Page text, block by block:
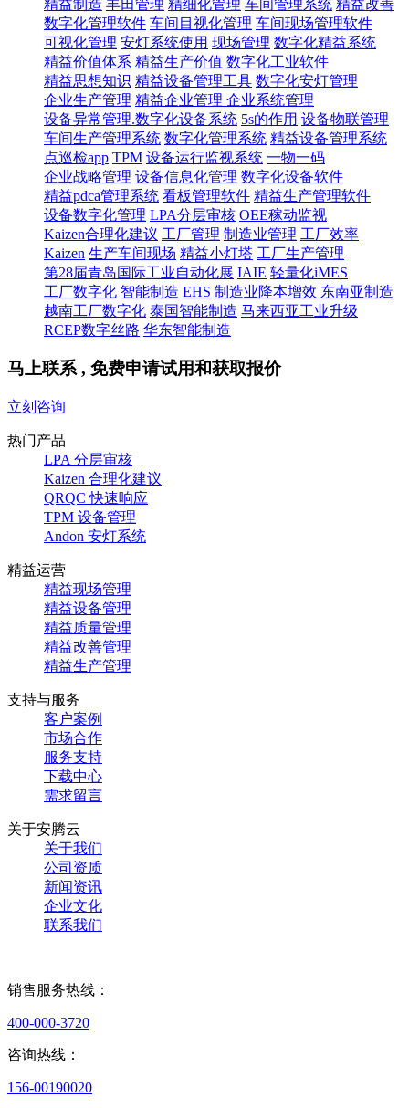
精益制造 丰田管理 精细化管理 车间管理系统 精益改善
数字化管理软件 车间目视化管理 车间现场管理软件
可视化管理 安灯系统使用 现场管理 数字化精益系统
精益价值体系 精益生产价值 数字化工业软件
精益思想知识 精益设备管理工具 数字化安灯管理
企业生产管理 精益企业管理 企业系统管理
设备异常管理.数字化设备系统 5s的作用 设备物联管理
车间生产管理系统 数字化管理系统 精益设备管理系统
点巡检app TPM 设备运行监视系统 一物一码
企业战略管理 设备信息化管理 数字化设备软件
精益pdca管理系统 看板管理软件 精益生产管理软件
设备数字化管理 LPA分层审核 OEE稼动监视
Kaizen合理化建议 工厂管理 制造业管理 工厂效率
Kaizen 生产车间现场 精益小灯塔 工厂生产管理
第28届青岛国际工业自动化展 IAIE 轻量化iMES
工厂数字化 智能制造 EHS 制造业降本增效 东南亚制造
越南工厂数字化 泰国智能制造 马来西亚工业升级
RCEP数字丝路 华东智能制造
马上联系 , 免费申请试用和获取报价
立刻咨询
热门产品
LPA 分层审核
Kaizen 合理化建议
QRQC 快速响应
TPM 设备管理
Andon 安灯系统
精益运营
精益现场管理
精益设备管理
精益质量管理
精益改善管理
精益生产管理
支持与服务
客户案例
市场合作
服务支持
下载中心
需求留言
关于安腾云
关于我们
公司资质
新闻资讯
企业文化
联系我们
销售服务热线：
400-000-3720
咨询热线：
156-00190020